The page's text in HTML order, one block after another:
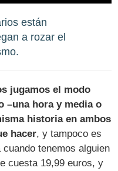
están
a rozar el
jugamos el modo
–una hora y media o
historia en ambos
hacer, y tampoco es
tenemos alguien
cuesta 19,99 euros, y